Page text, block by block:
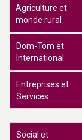
Agriculture et
monde rural
Dom-Tom et
International
Entreprises et
Services
Social et